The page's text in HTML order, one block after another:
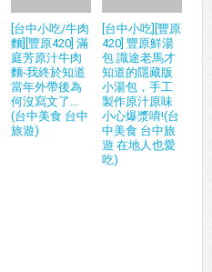
[台中小吃/牛肉
麵][豐原420] 滿
庭芳原汁牛肉
麵-我終於知道
當年外帶後為
何沒寫文了...
(台中美食 台中
旅遊)
[台中小吃][豐原
420] 豐原鮮湯
包 識途老馬才
知道的隱藏版
小湯包，手工
製作原汁原味
小心爆漿唷!(台
中美食 台中旅
遊 在地人也愛
吃)